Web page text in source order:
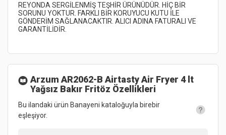
REYONDA SERGİLENMİŞ TEŞHİR ÜRÜNÜDÜR. HİÇ BİR
SORUNU YOKTUR. FARKLI BİR KORUYUCU KUTU İLE
GÖNDERİM SAĞLANACAKTIR. ALICI ADINA FATURALI VE
GARANTİLİDİR.
Arzum AR2062-B Airtasty Air Fryer 4 lt
Yağsız Bakır Fritöz Özellikleri
Bu ilandaki ürün Banayeni kataloğuyla birebir
eşleşiyor.